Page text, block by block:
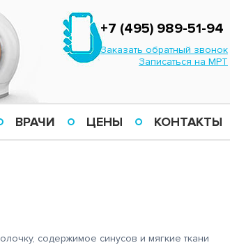
+7 (495) 989-51-94
Заказать обратный звонок
Записаться на МРТ
ВРАЧИ ЦЕНЫ КОНТАКТЫ
содержимое синусов и мягкие ткани